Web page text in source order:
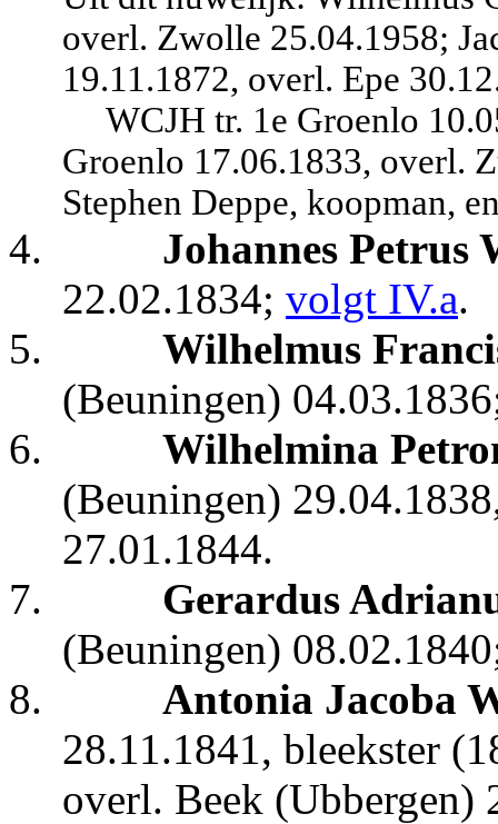
overl. Zwolle 25.04.1958;
19.11.1872, overl. Epe
WCJH tr. 1e Groenlo
Groenlo 17.06.1833, overl.
Stephen Deppe, koopman,
4.
Johannes Petrus
22.02.1834; volgt IV.a.
5.
Wilhelmus
(Beuningen)
6.
Wilhelmina
(Beuningen)
27.01.1844.
7.
Gerardus
(Beuningen)
8.
Antonia Jacoba
28.11.1841, bleekster
overl. Beek (Ubbergen)